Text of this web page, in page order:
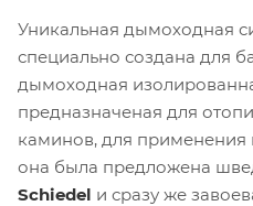
Уникальная дымоходная
специально создана для
дымоходная
предназначеная для
каминов, для
она была предложена
Schiedel и сразу же